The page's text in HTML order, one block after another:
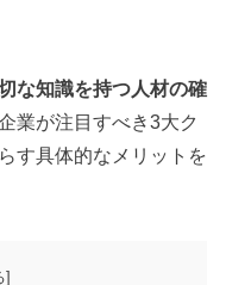
な知識を持つ人材の確
業が注目すべき3大ク
す具体的なメリットを